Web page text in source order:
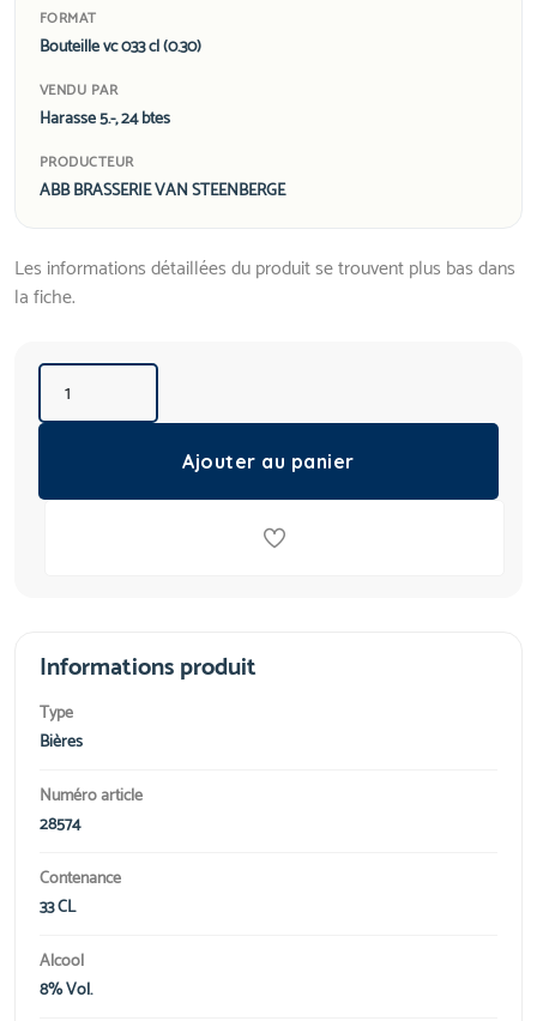
FORMAT
Bouteille vc 033 cl (0.30)
VENDU PAR
Harasse 5.-, 24 btes
PRODUCTEUR
ABB BRASSERIE VAN STEENBERGE
Les informations détaillées du produit se trouvent plus bas dans
la fiche.
Ajouter au panier
Informations produit
Type
Bières
Numéro article
28574
Contenance
33 CL
Alcool
8% Vol.